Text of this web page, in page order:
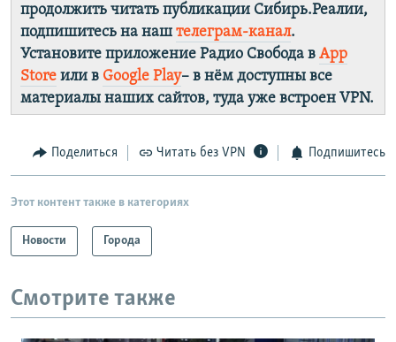
продолжить читать публикации Сибирь.Реалии,
подпишитесь на наш телеграм-канал.
Установите приложение Радио Свобода в App
Store или в Google Play– в нём доступны все
материалы наших сайтов, туда уже встроен VPN.
Поделиться Читать без VPN Подпишитесь
Этот контент также в категориях
Новости Города
Смотрите также